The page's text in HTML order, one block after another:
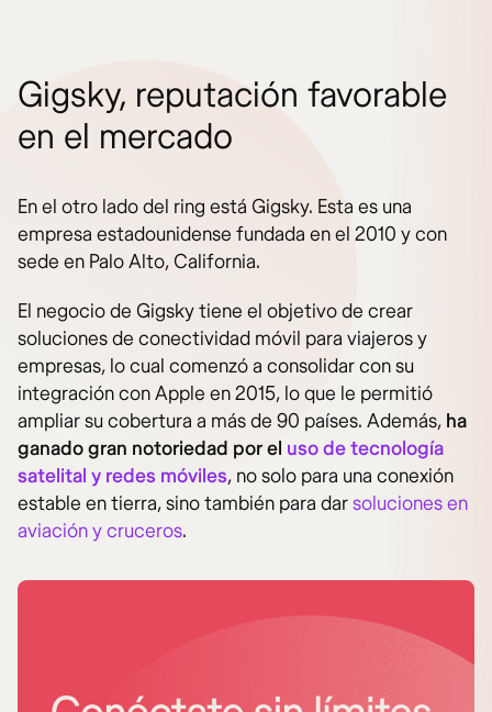
Gigsky, reputación favorable
en el mercado
En el otro lado del ring está Gigsky. Esta es una
empresa estadounidense fundada en el 2010 y con
sede en Palo Alto, California.
El negocio de Gigsky tiene el objetivo de crear
soluciones de conectividad móvil para viajeros y
empresas, lo cual comenzó a consolidar con su
integración con Apple en 2015, lo que le permitió
ampliar su cobertura a más de 90 países. Además, ha
ganado gran notoriedad por el uso de tecnología
satelital y redes móviles, no solo para una conexión
estable en tierra, sino también para darsoluciones en
aviación y cruceros.